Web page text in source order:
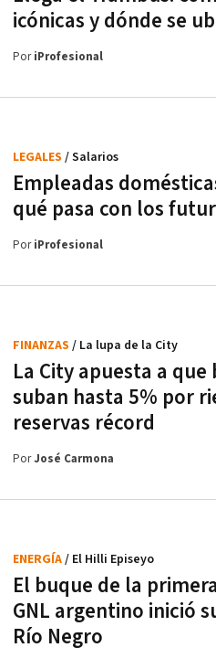
icónicas y dónde se
PoriProfesional
Empleadas
qué pasa con los
LEGALES / Salarios
PoriProfesional
La City apuesta a
suban hasta 5% por
reservas récord
FINANZAS / La lupa de la City
PorJosé Carmona
El buque de la
GNL argentino inició
Río Negro
ENERGÍA/ El Hilli Episeyo